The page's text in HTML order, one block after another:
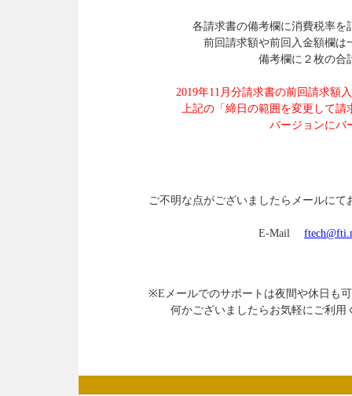
各請求書の備考欄に消費税率を
前回請求額や前回入金額欄は
備考欄に２枚の合
2019年11月分請求書の前回請求額
上記の「締日の範囲を変更して
バージョンにバ
ご不明な点がございましたらメールにてお
E-Mail
※Eメールでのサポートは夜間や休日も可能
何かございましたらお気軽にご利用く